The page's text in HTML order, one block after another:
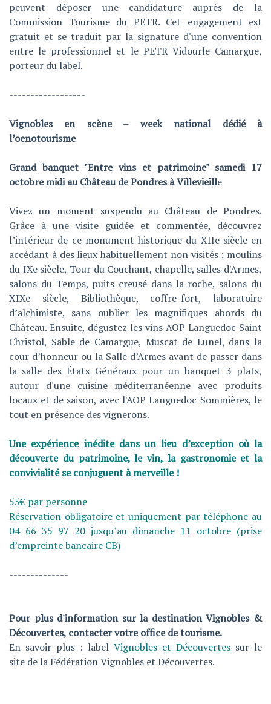
peuvent déposer une candidature auprès de la
Commission Tourisme du PETR. Cet engagement est
gratuit et se traduit par la signature d'une convention
entre le professionnel et le PETR Vidourle Camargue,
porteur du label.
------------------
Vignobles en scène – week national dédié à
l’oenotourisme
Grand banquet "Entre vins et patrimoine" samedi 17
octobre midi au Château de Pondres à Villevieille
Vivez un moment suspendu au Château de Pondres.
Grâce à une visite guidée et commentée, découvrez
l’intérieur de ce monument historique du XIIe siècle en
accédant à des lieux habituellement non visités : moulins
du IXe siècle, Tour du Couchant, chapelle, salles d'Armes,
salons du Temps, puits creusé dans la roche, salons du
XIXe siècle, Bibliothèque, coffre-fort, laboratoire
d’alchimiste, sans oublier les magnifiques abords du
Château. Ensuite, dégustez les vins AOP Languedoc Saint
Christol, Sable de Camargue, Muscat de Lunel, dans la
cour d’honneur ou la Salle d’Armes avant de passer dans
la salle des États Généraux pour un banquet 3 plats,
autour d'une cuisine méditerranéenne avec produits
locaux et de saison, avec l'AOP Languedoc Sommières, le
tout en présence des vignerons.
Une expérience inédite dans un lieu d’exception où la
découverte du patrimoine, le vin, la gastronomie et la
convivialité se conjuguent à merveille !
55€ par personne
Réservation obligatoire et uniquement par téléphone au
04 66 35 97 20 jusqu’au dimanche 11 octobre (prise
d’empreinte bancaire CB)
--------------
Pour plus d'information sur la destination Vignobles &
Découvertes, contacter votre office de tourisme.
En savoir plus : label Vignobles et Découvertes sur le
site de la Fédération Vignobles et Découvertes.